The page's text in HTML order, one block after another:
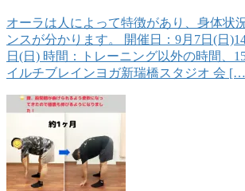
オーラは人によって特徴があり、身体状
ンスが分かります。 開催日：9月7日(日
日(日) 時間：トレーニング以外の時間、
イルチブレインヨガ新瑞橋スタジオ 会